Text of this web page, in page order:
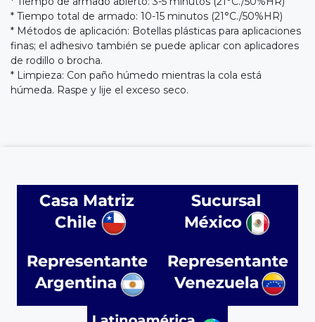
* Tiempo total de armado: 10-15 minutos (21°C./50%HR)
* Métodos de aplicación: Botellas plásticas para aplicaciones
finas; el adhesivo también se puede aplicar con aplicadores
de rodillo o brocha.
* Limpieza: Con paño húmedo mientras la cola está
húmeda. Raspe y lije el exceso seco.